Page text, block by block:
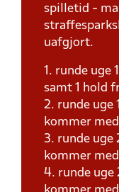
spilletid -
uafgjort.
1. runde uge
samt 1 hold
2. runde uge
kommer
3. runde uge
kommer
4. runde uge